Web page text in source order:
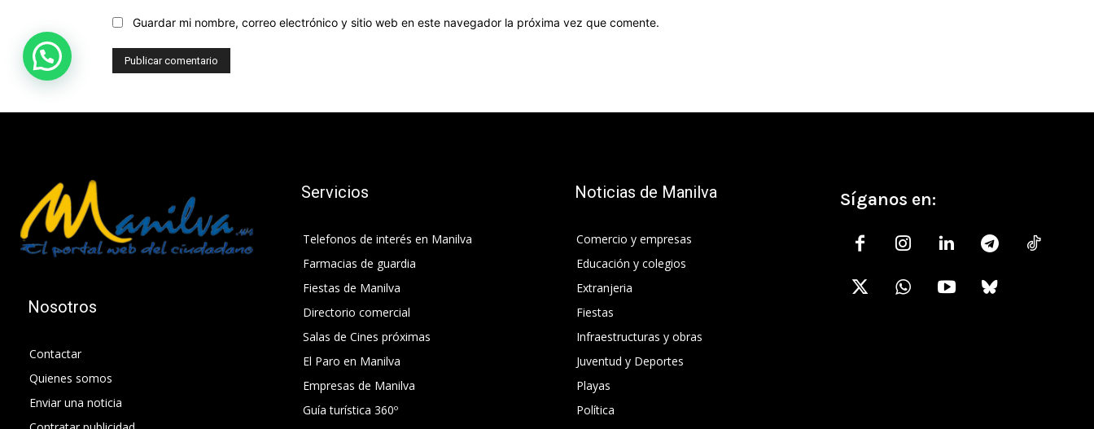
Guardar mi nombre, correo electrónico y sitio web en este navegador la próxima vez que comente.
Nosotros
Contactar
Quienes somos
Enviar una noticia
Servicios
Telefonos de interés en Manilva
Farmacias de guardia
Fiestas de Manilva
Directorio comercial
Salas de Cines próximas
El Paro en Manilva
Empresas de Manilva
Guía turística 360º
Noticias de Manilva
Comercio y empresas
Educación y colegios
Extranjeria
Fiestas
Infraestructuras y obras
Juventud y Deportes
Playas
Política
Síganos en: